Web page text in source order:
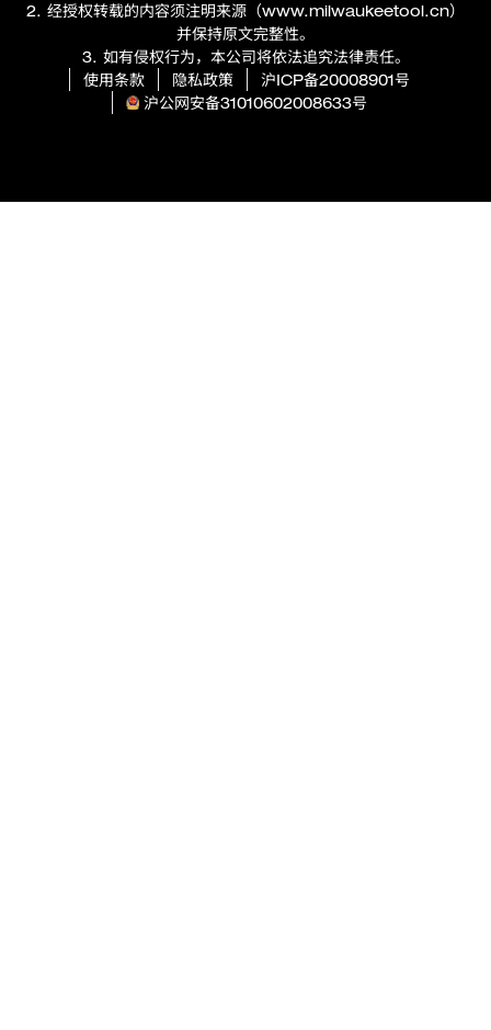
2. 经授权转载的内容须注明来源（www.milwaukeetool.cn）
并保持原文完整性。
3. 如有侵权行为，本公司将依法追究法律责任。
使用条款
隐私政策
沪ICP备20008901号
沪公网安备31010602008633号